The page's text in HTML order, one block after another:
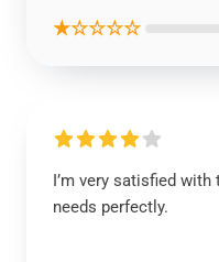
★☆☆☆☆
I’m very satisfied
needs perfectly.